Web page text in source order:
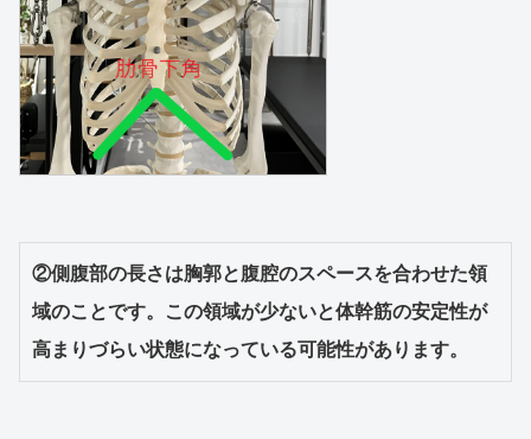
②側腹部の長さは胸郭と腹腔のスペースを合わせた領
域のことです。この領域が少ないと体幹筋の安定性が
高まりづらい状態になっている可能性があります。